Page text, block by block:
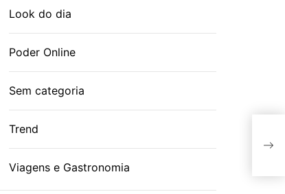
Look do dia
Poder Online
Sem categoria
Trend
Viagens e Gastronomia